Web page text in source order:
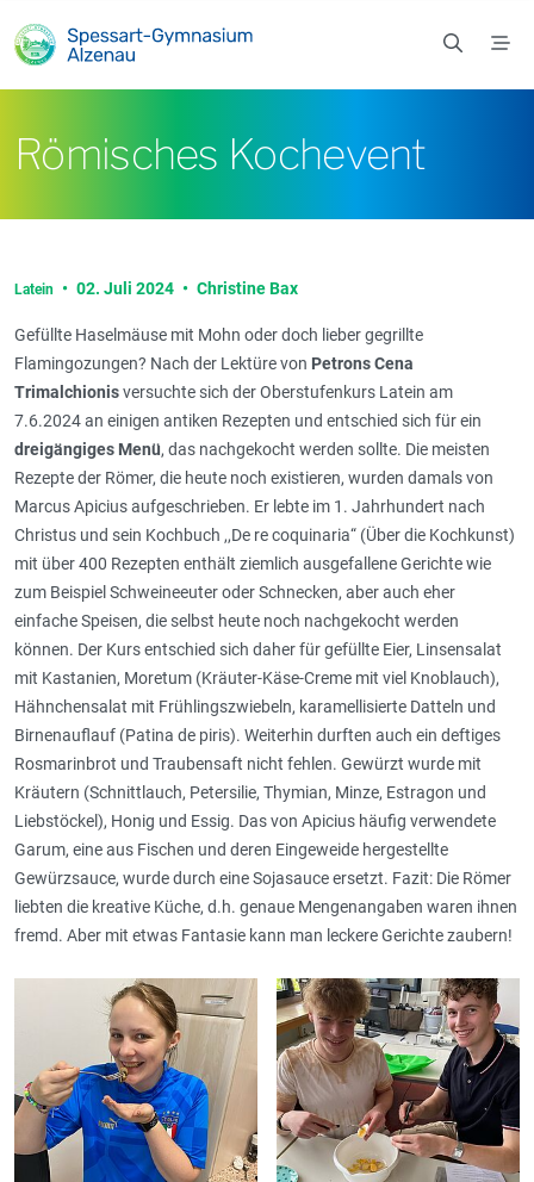
Römisches Kochevent
Latein • 02. Juli 2024 • Christine Bax
Gefüllte Haselmäuse mit Mohn oder doch lieber gegrillte
Flamingozungen? Nach der Lektüre von Petrons Cena
Trimalchionisversuchte sich der Oberstufenkurs Latein am
7.6.2024 an einigen antiken Rezepten und entschied sich für ein
dreigängiges Menü, das nachgekocht werden sollte. Die meisten
Rezepte der Römer, die heute noch existieren, wurden damals von
Marcus Apicius aufgeschrieben. Er lebte im 1. Jahrhundert nach
Christus und sein Kochbuch ,,De re coquinaria“ (Über die Kochkunst)
mit über 400 Rezepten enthält ziemlich ausgefallene Gerichte wie
zum Beispiel Schweineeuter oder Schnecken, aber auch eher
einfache Speisen, die selbst heute noch nachgekocht werden
können. Der Kurs entschied sich daher für gefüllte Eier, Linsensalat
mit Kastanien, Moretum (Kräuter-Käse-Creme mit viel Knoblauch),
Hähnchensalat mit Frühlingszwiebeln, karamellisierte Datteln und
Birnenauflauf (Patina de piris). Weiterhin durften auch ein deftiges
Rosmarinbrot und Traubensaft nicht fehlen. Gewürzt wurde mit
Kräutern (Schnittlauch, Petersilie, Thymian, Minze, Estragon und
Liebstöckel), Honig und Essig. Das von Apicius häufig verwendete
Garum, eine aus Fischen und deren Eingeweide hergestellte
Gewürzsauce, wurde durch eine Sojasauce ersetzt. Fazit: Die Römer
liebten die kreative Küche, d.h. genaue Mengenangaben waren ihnen
fremd. Aber mit etwas Fantasie kann man leckere Gerichte zaubern!